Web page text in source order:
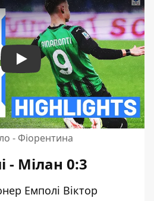
Play
- Фіорентина
- Мілан 0:3
Емполі Віктор